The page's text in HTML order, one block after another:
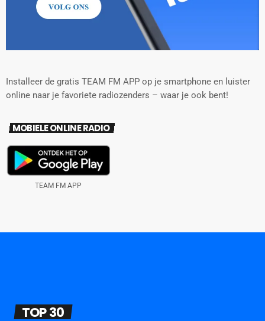
Installeer de gratis TEAM FM APP op je smartphone en luister
online naar je favoriete radiozenders – waar je ook bent!
MOBIELE ONLINE RADIO
TEAM FM APP
TOP 30